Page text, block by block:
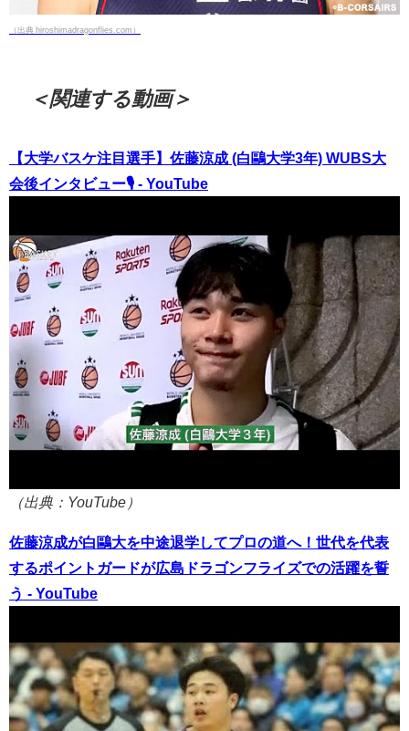
（出典 hiroshimadragonflies.com）
＜関連する動画＞
【大学バスケ注目選手】佐藤涼成 (白鷗大学3年) WUBS大
会後インタビュー🎙 - YouTube
（出典：YouTube）
佐藤涼成が白鷗大を中途退学してプロの道へ！世代を代表
するポイントガードが広島ドラゴンフライズでの活躍を誓
う - YouTube